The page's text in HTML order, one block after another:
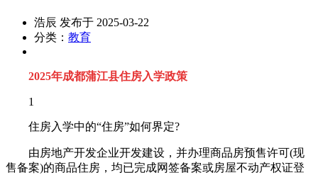
浩辰 发布于 2025-03-22
分类： 教育
2025年成都蒲江县住房入学政策
1
住房入学中的“住房”如何界定?
由房地产开发企业开发建设，并办理商品房预售许可(现
售备案)的商品住房，均已完成网签备案或房屋不动产权证登